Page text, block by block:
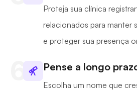
Proteja sua clínica
relacionados para manter
e proteger sua presença
Pense a longo
Escolha um nome que